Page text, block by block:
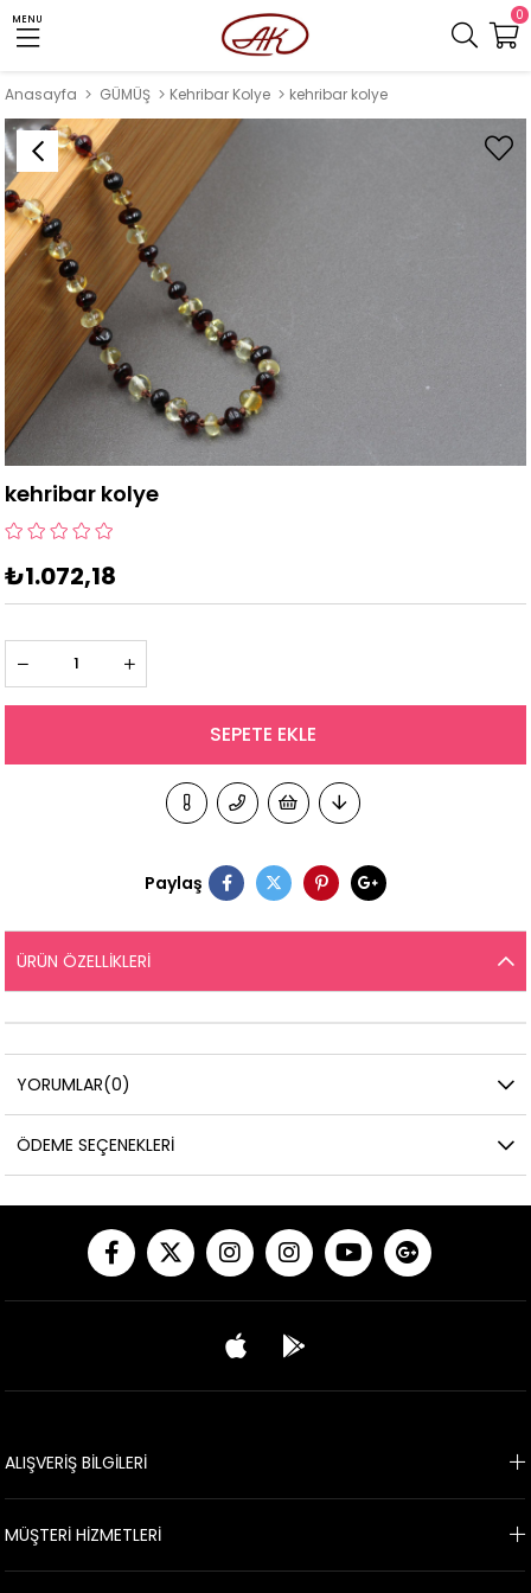
MENU 0
Anasayfa GÜMÜŞ Kehribar Kolye kehribar kolye
kehribar kolye
₺1.072,18
Paylaş
ÜRÜN ÖZELLIKLERI
YORUMLAR(0)
ÖDEME SEÇENEKLERI
ALIŞVERİŞ BİLGİLERİ
MÜŞTERİ HİZMETLERİ